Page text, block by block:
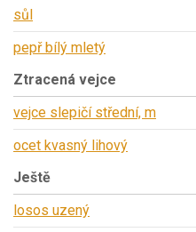
sůl
pepř bílý mletý
Ztracená vejce
vejce slepičí střední, m
ocet kvasný lihový
Ještě
losos uzený